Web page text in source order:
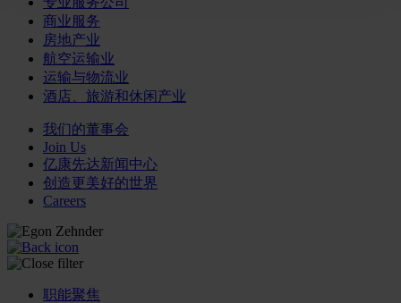
商业服务
房地产业
航空运输业
运输与物流业
酒店、旅游和休闲产业
我们的董事会
Join Us
亿康先达新闻中心
创造更美好的世界
Careers
职能聚焦